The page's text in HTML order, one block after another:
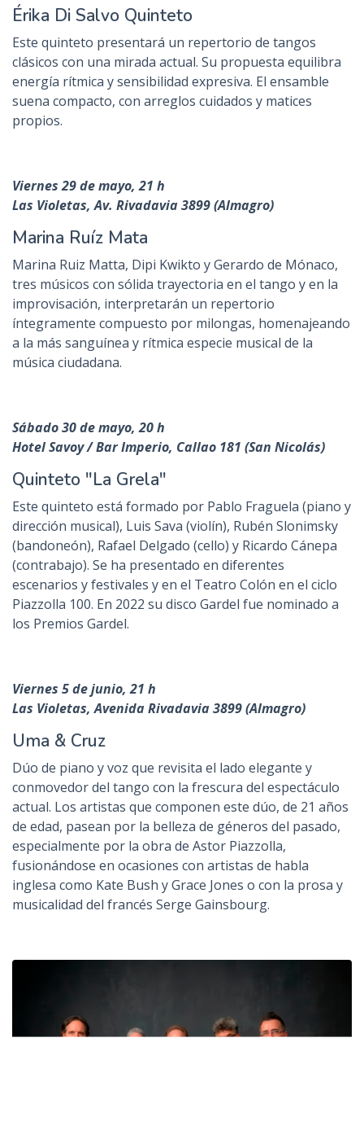
Érika Di Salvo Quinteto
Este quinteto presentará un repertorio de tangos
clásicos con una mirada actual. Su propuesta equilibra
energía rítmica y sensibilidad expresiva. El ensamble
suena compacto, con arreglos cuidados y matices
propios.
Viernes 29 de mayo, 21 h
Las Violetas, Av. Rivadavia 3899 (Almagro)
Marina Ruíz Mata
Marina Ruiz Matta, Dipi Kwikto y Gerardo de Mónaco,
tres músicos con sólida trayectoria en el tango y en la
improvisación, interpretarán un repertorio
íntegramente compuesto por milongas, homenajeando
a la más sanguínea y rítmica especie musical de la
música ciudadana.
Sábado 30 de mayo, 20 h
Hotel Savoy / Bar Imperio, Callao 181 (San Nicolás)
Quinteto "La Grela"
Este quinteto está formado por Pablo Fraguela (piano y
dirección musical), Luis Sava (violín), Rubén Slonimsky
(bandoneón), Rafael Delgado (cello) y Ricardo Cánepa
(contrabajo). Se ha presentado en diferentes
escenarios y festivales y en el Teatro Colón en el ciclo
Piazzolla 100. En 2022 su disco Gardel fue nominado a
los Premios Gardel.
Viernes 5 de junio, 21 h
Las Violetas, Avenida Rivadavia 3899 (Almagro)
Uma & Cruz
Dúo de piano y voz que revisita el lado elegante y
conmovedor del tango con la frescura del espectáculo
actual. Los artistas que componen este dúo, de 21 años
de edad, pasean por la belleza de géneros del pasado,
especialmente por la obra de Astor Piazzolla,
fusionándose en ocasiones con artistas de habla
inglesa como Kate Bush y Grace Jones o con la prosa y
musicalidad del francés Serge Gainsbourg.